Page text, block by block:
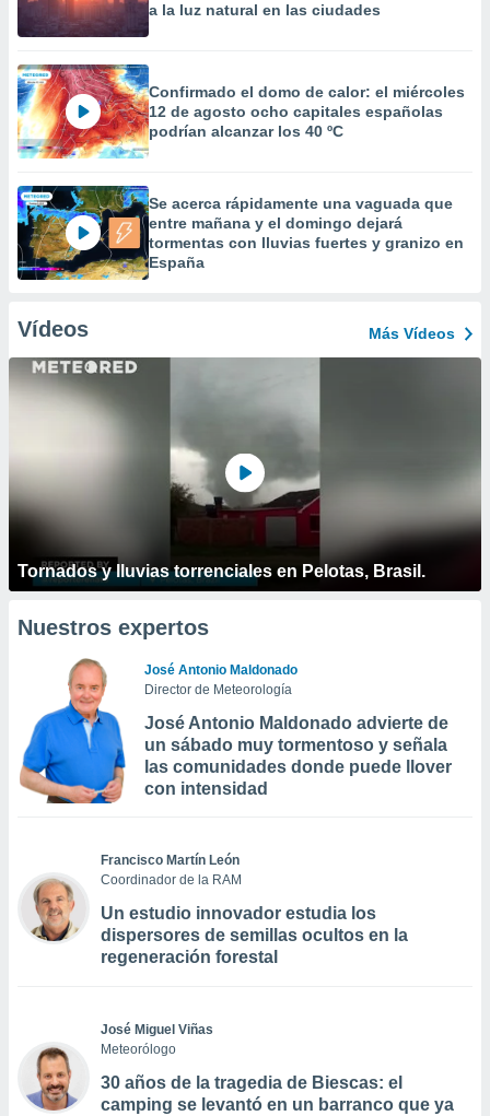
a la luz natural en las ciudades
Confirmado el domo de calor: el miércoles
12 de agosto ocho capitales españolas
podrían alcanzar los 40 ºC
Se acerca rápidamente una vaguada que
entre mañana y el domingo dejará
tormentas con lluvias fuertes y granizo en
España
Vídeos Más Vídeos
Tornados y lluvias torrenciales en Pelotas, Brasil.
Nuestros expertos
José Antonio Maldonado
Director de Meteorología
José Antonio Maldonado advierte de
un sábado muy tormentoso y señala
las comunidades donde puede llover
con intensidad
Francisco Martín León
Coordinador de la RAM
Un estudio innovador estudia los
dispersores de semillas ocultos en la
regeneración forestal
José Miguel Viñas
Meteorólogo
30 años de la tragedia de Biescas: el
camping se levantó en un barranco que ya